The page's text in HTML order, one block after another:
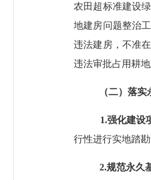
农田超标准建设绿
地建房问题整治
违法建房，不准
违法审批占用耕
（二）落
1.强化建设
行性进行实地踏
2.规范永久